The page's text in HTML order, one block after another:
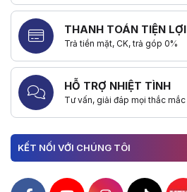
THANH TOÁN TIỆN LỢI
Trả tiền mặt, CK, trả góp 0%
HỖ TRỢ NHIỆT TÌNH
Tư vấn, giải đáp mọi thắc mắc
KẾT NỐI VỚI CHÚNG TÔI